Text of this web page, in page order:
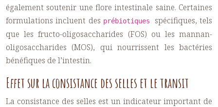
également soutenir une flore intestinale saine. Certaines
formulations incluent des prébiotiques spécifiques, tels
que les fructo-oligosaccharides (FOS) ou les mannan-
oligosaccharides (MOS), qui nourrissent les bactéries
bénéfiques de l’intestin.
Effet sur la consistance des selles et le transit
La consistance des selles est un indicateur important de